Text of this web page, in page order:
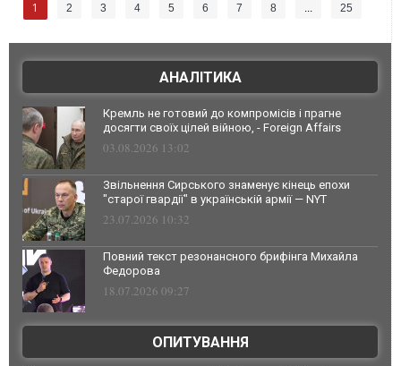
1 2 3 4 5 6 7 8 ... 25
АНАЛІТИКА
Кремль не готовий до компромісів і прагне
досягти своїх цілей війною, - Foreign Affairs
03.08.2026 13:02
Звільнення Сирського знаменує кінець епохи
"старої гвардії" в українській армії — NYT
23.07.2026 10:32
Повний текст резонансного брифінга Михайла
Федорова
18.07.2026 09:27
ОПИТУВАННЯ